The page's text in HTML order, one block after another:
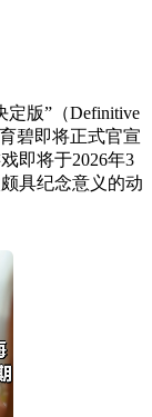
定版”（Definitive
碧即将正式官宣
即将于2026年3
具纪念意义的动